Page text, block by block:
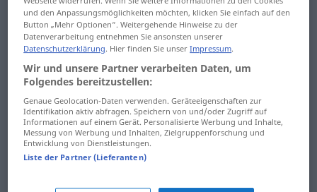
düşün
düşünceli
düşüncelilik
düşüncesiz
dımdızlak
dırlaşmak
und den Anpassungsmöglichkeiten möchten, klicken Sie einfach auf den
Button „Mehr Optionen“. Weitergehende Hinweise zu der
Datenverarbeitung entnehmen Sie ansonsten unserer
Datenschutzerklärung. Hier finden Sie unserImpressum.
Wir und unsere Partner verarbeiten Daten, um
Folgendes bereitzustellen:
Genaue Geolocation-Daten verwenden. Geräteeigenschaften zur
Identifikation aktiv abfragen. Speichern von und/oder Zugriff auf
Informationen auf einem Gerät. Personalisierte Werbung und Inhalte,
Messung von Werbung und Inhalten, Zielgruppenforschung und
Entwicklung von Dienstleistungen.
Liste der Partner (Lieferanten)